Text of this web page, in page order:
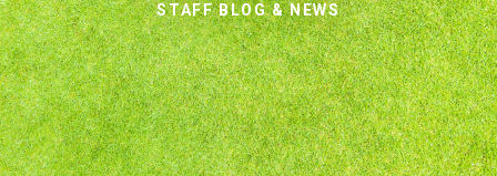
STAFF BLOG & NEWS